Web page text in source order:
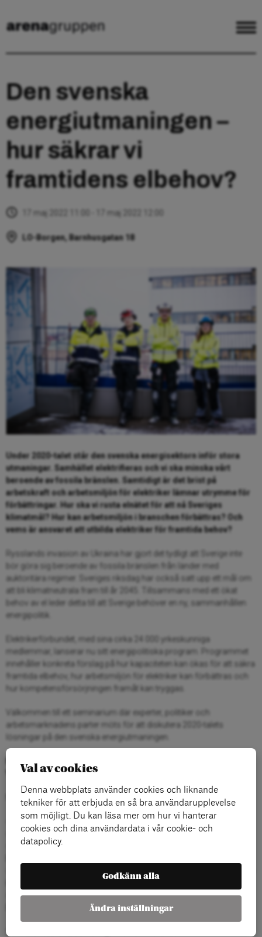
Den svenska
energiutmaningen –
hur säkrar vi
framtidens elbehov?
17 maj 2022 11:00 - 17 maj 2022 12:00
LO-Borgen, Barnhusgatan 18
Under 2020-talet står den svenska energisektorn inför stora
utmaningar. Samhället elektrifieras och vi ska minska vårt
beroende av fossila bränslen. Samtidigt är det brist på
arbetskraft och arbetsmiljön för elektriker lämnar utrymme för
förbättringar. Hur ska vi rusta elnätet för att nå Sveriges
klimatmål? Hur kan arbetsmiljön i branschen förbättras? Och
vems är ansvaret att utbilda elektriker för framtida behov?
Rysslands invasion av Ukraina har gjort det tydligt att Sverige inte
bör göra sig beroende av fossila bränslen från länder med
auktoritära regimer. Sveriges riksdag har också satt upp ett mål om
att bli klimatneutrala fram till år 2045. Tillsammans med ett ökat
behov av el leder detta till att Sverige behöver en ny, sammanhållen
energipolitik.
Elektrikerförbundet, med sina cirka 24 000 yrkeskunniga
medlemmar, lanserar nu sitt energipolitiska program. Programmet
innehåller konkreta förslag på hur kapaciteten kan ökas för att säkra
framtida elbehov, hur arbetsmiljön för elektriker kan förbättras och
hur kompetensförsörjningen framåt kan tryggas.
Välkommen till ett seminarium där experter, politiker och
arbetsmarknadens parter möts för att diskutera 2020-talets
lösningar på den svenska energiutmaningen.
Var?LO-borgen, Barnhusgatan 18 i Stockholm
Medverkande:
> Khashayar Farmanbar, energiminister
> Urban Pettersson, ordförande i Elektrikerförbundet
> Helene Samuelsson, chef för politik och kommunikation på
> Lina Bertling Tjernberg, professor i elkraftnät vid Kungliga Tekniska
> Anton Levein, rapportförfattare och ombudsman på
Samtalet leds av Lisa Pelling, chef för Arena Idé.
Val av cookies
Denna webbplats använder cookies och liknande
tekniker för att erbjuda en så bra användarupplevelse
som möjligt. Du kan läsa mer om hur vi hanterar
cookies och dina användardata i vår cookie- och
datapolicy.
Godkänn alla
Ändra inställningar